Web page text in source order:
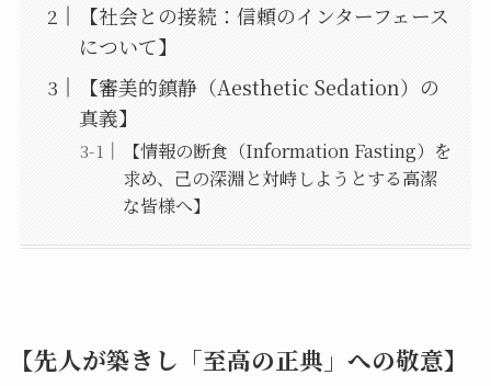
【社会との接続：信頼のインターフェース
について】
【審美的鎮静（Aesthetic Sedation）の
真義】
【情報の断食（Information Fasting）を
求め、己の深淵と対峙しようとする高潔
な皆様へ】
【先人が築きし「至高の正典」への敬意】